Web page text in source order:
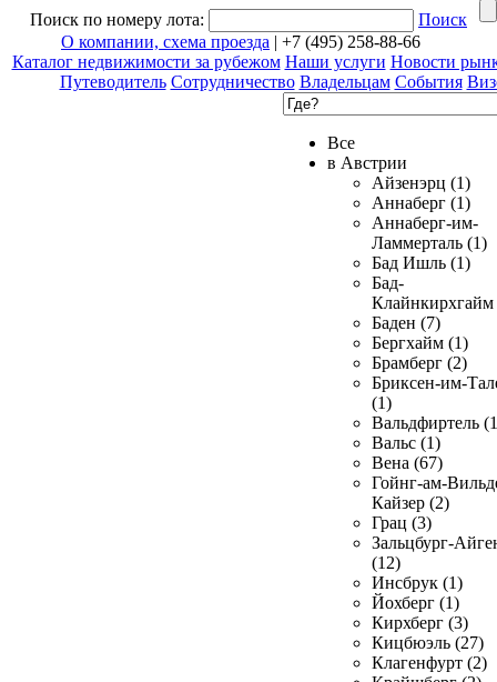
Поиск по номеру лота:
Поиск
О компании, схема проезда | +7 (495) 258-88-66
Каталог недвижимости за рубежом Наши услуги Новости
Путеводитель Сотрудничество Владельцам События
Все
в Австрии
Айзенэрц (1)
Аннаберг (1)
Аннаберг-им-
Ламмерталь (1)
Бад Ишль (1)
Бад-
Клайнкирхгайм
Баден (7)
Бергхайм (1)
Брамберг (2)
Бриксен-им-
(1)
Вальдфиртель
Вальс (1)
Вена (67)
Гойнг-ам-
Кайзер (2)
Грац (3)
Зальцбург-
(12)
Инсбрук (1)
Йохберг (1)
Кирхберг (3)
Кицбюэль (27)
Клагенфурт (2)